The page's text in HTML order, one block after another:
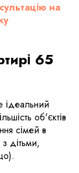
на
65
ідеальний
об'єктів
сімей в
дітьми,